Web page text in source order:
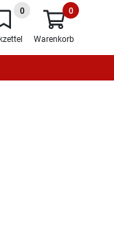
0 0
Warenkorb